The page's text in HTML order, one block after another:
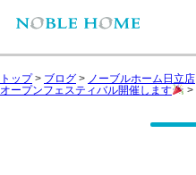
トップ> ブログ > ノーブルホーム日立店
オープンフェスティバル開催します
>